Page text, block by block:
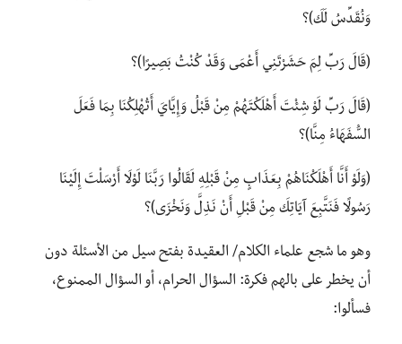
وَنُقَدِّسُ لَكَ)؟
(قَالَ رَبِّ لِمَ حَشَرْتَنِي أَعْمَى وَقَدْ كُنْتُ بَصِيرًا)؟
(قَالَ رَبِّ لَوْ شِئْتَ أَهْلَكْتَهُمْ مِنْ قَبْلُ وَإِيَّايَ أَتُهْلِكُنَا بِمَا فَعَلَ
السُّفَهَاءُ مِنَّا)؟
(وَلَوْ أَنَّا أَهْلَكْنَاهُمْ بِعَذَابٍ مِنْ قَبْلِهِ لَقَالُوا رَبَّنَا لَوْلَا أَرْسَلْتَ إِلَيْنَا
رَسُولًا فَنَتَّبِعَ آيَاتِكَ مِنْ قَبْلِ أَنْ نَذِلَّ وَنَخْزَى)؟
وهو ما شجع علماء الكلام/ العقيدة بفتح سيل من الأسئلة دون
أن يخطر على بالهم فكرة: السؤال الحرام، أو السؤال الممنوع،
فسألوا: